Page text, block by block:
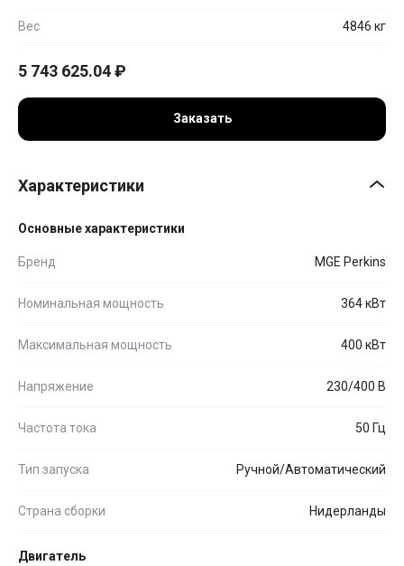
Вес 4846 кг
5 743 625.04₽
Заказать
Характеристики
Основные характеристики
Бренд MGE Perkins
Номинальная мощность 364 кВт
Максимальная мощность 400 кВт
Напряжение 230/400 В
Частота тока 50 Гц
Тип запуска Ручной/Автоматический
Страна сборки Нидерланды
Двигатель